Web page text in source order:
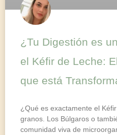
¿Tu Digestión es
el Kéfir de Leche:
que está
¿Qué es exactamente el
granos. Los Búlgaros o
comunidad viva de